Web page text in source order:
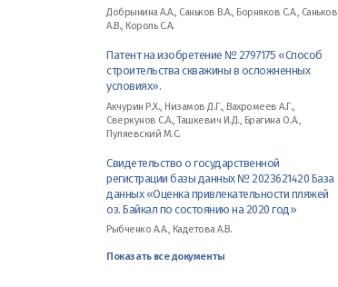
Добрынина А.А., Саньков В.А., Борняков С.А., Саньков
А.В., Король С.А.
Патент на изобретение № 2797175 «Способ
строительства скважины в осложненных
условиях».
Акчурин Р.Х., Низамов Д.Г., Вахромеев А.Г.,
Сверкунов С.А., Ташкевич И.Д., Брагина О.А.,
Пуляевский М.С.
Свидетельство о государственной
регистрации базы данных № 2023621420 База
данных «Оценка привлекательности пляжей
оз. Байкал по состоянию на 2020 год»
Рыбченко А.А., Кадетова А.В.
Показать все документы